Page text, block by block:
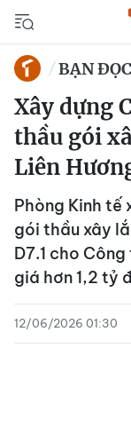
BẠN
Xây dựng
thầu gói
Liên
Phòng Kinh tế
gói thầu xây
D7.1 cho
giá hơn 1,2 tỷ
12/06/2026 01:30